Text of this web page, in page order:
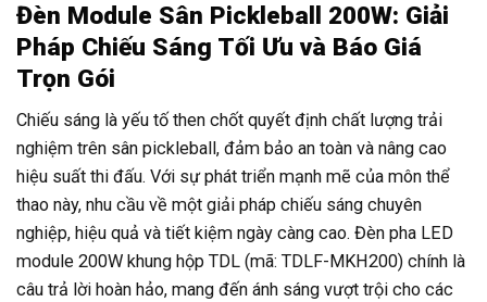
Đèn Module Sân Pickleball 200W: Giải
Pháp Chiếu Sáng Tối Ưu và Báo Giá
Trọn Gói
Chiếu sáng là yếu tố then chốt quyết định chất lượng trải
nghiệm trên sân pickleball, đảm bảo an toàn và nâng cao
hiệu suất thi đấu. Với sự phát triển mạnh mẽ của môn thể
thao này, nhu cầu về một giải pháp chiếu sáng chuyên
nghiệp, hiệu quả và tiết kiệm ngày càng cao. Đèn pha LED
module 200W khung hộp TDL (mã: TDLF-MKH200) chính là
câu trả lời hoàn hảo, mang đến ánh sáng vượt trội cho các